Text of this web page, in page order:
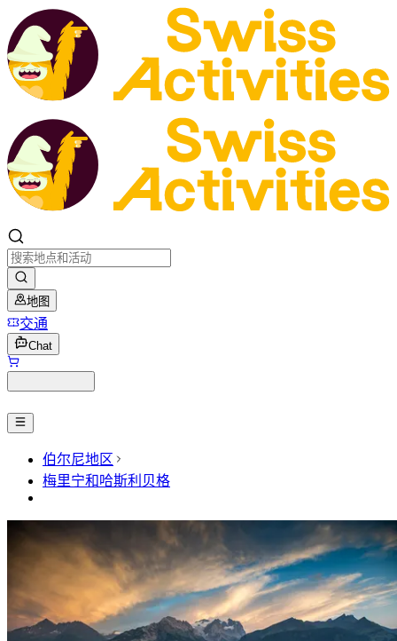
地图
交通
Chat
伯尔尼地区
梅里宁和哈斯利贝格